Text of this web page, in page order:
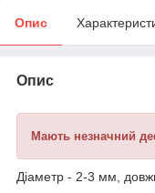
Опис
Опис
Мають незначний
Діаметр - 2-3 мм,